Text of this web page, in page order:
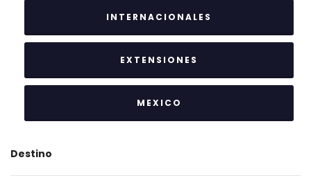
INTERNACIONALES
EXTENSIONES
MEXICO
Destino